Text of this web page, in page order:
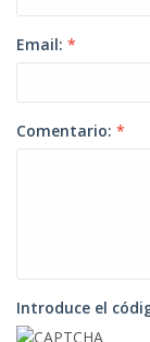
Email: *
Comentario: *
Introduce el